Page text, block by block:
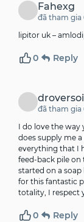
Fahexg
đã tham gia
lipitor uk –
0 Reply
đã tham gia
I do love the way
does supply me
everything that I
feed-back pile on
started on a
for this fantastic
totality, I respect
0 Reply